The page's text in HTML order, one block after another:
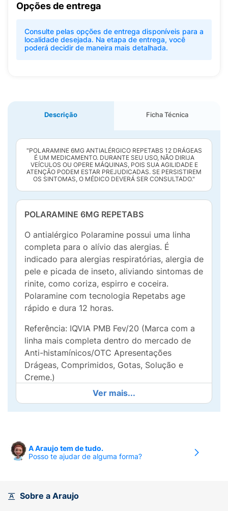
Opções de entrega
Consulte pelas opções de entrega disponíveis para a
localidade desejada. Na etapa de entrega, você
poderá decidir de maneira mais detalhada.
Descrição Ficha Técnica
"POLARAMINE 6MG ANTIALÉRGICO REPETABS 12 DRÁGEAS
É UM MEDICAMENTO. DURANTE SEU USO, NÃO DIRIJA
VEÍCULOS OU OPERE MÁQUINAS, POIS SUA AGILIDADE E
ATENÇÃO PODEM ESTAR PREJUDICADAS. SE PERSISTIREM
OS SINTOMAS, O MÉDICO DEVERÁ SER CONSULTADO."
POLARAMINE 6MG REPETABS
O antialérgico Polaramine possui uma linha
completa para o alívio das alergias. É
indicado para alergias respiratórias, alergia de
pele e picada de inseto, aliviando sintomas de
rinite, como coriza, espirro e coceira.
Polaramine com tecnologia Repetabs age
rápido e dura 12 horas.
Referência: IQVIA PMB Fev/20 (Marca com a
linha mais completa dentro do mercado de
Anti-histamínicos/OTC Apresentações
Drágeas, Comprimidos, Gotas, Solução e
Creme.)
Ver mais...
A Araujo tem de tudo.
Posso te ajudar de alguma forma?
Sobre a Araujo